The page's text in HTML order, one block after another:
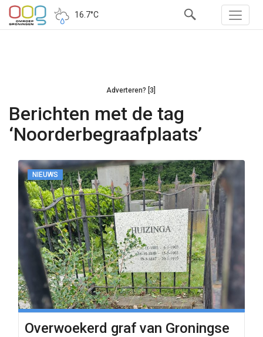
16.7°C
Adverteren? [3]
Berichten met de tag
‘Noorderbegraafplaats’
NIEUWS
Overwoekerd graf van Groningse